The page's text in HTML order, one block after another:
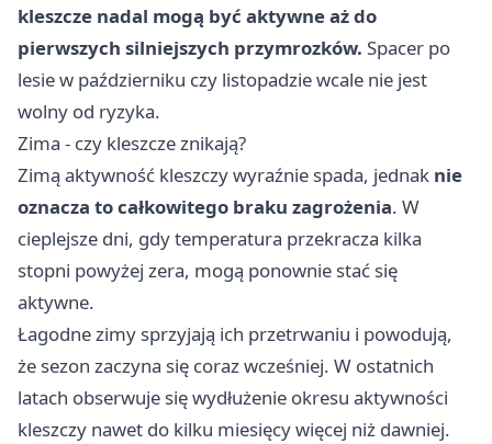
kleszcze nadal mogą być aktywne aż do
pierwszych silniejszych przymrozków. Spacer po
lesie w październiku czy listopadzie wcale nie jest
wolny od ryzyka.
Zima - czy kleszcze znikają?
Zimą aktywność kleszczy wyraźnie spada, jednak nie
oznacza to całkowitego braku zagrożenia. W
cieplejsze dni, gdy temperatura przekracza kilka
stopni powyżej zera, mogą ponownie stać się
aktywne.
Łagodne zimy sprzyjają ich przetrwaniu i powodują,
że sezon zaczyna się coraz wcześniej. W ostatnich
latach obserwuje się wydłużenie okresu aktywności
kleszczy nawet do kilku miesięcy więcej niż dawniej.